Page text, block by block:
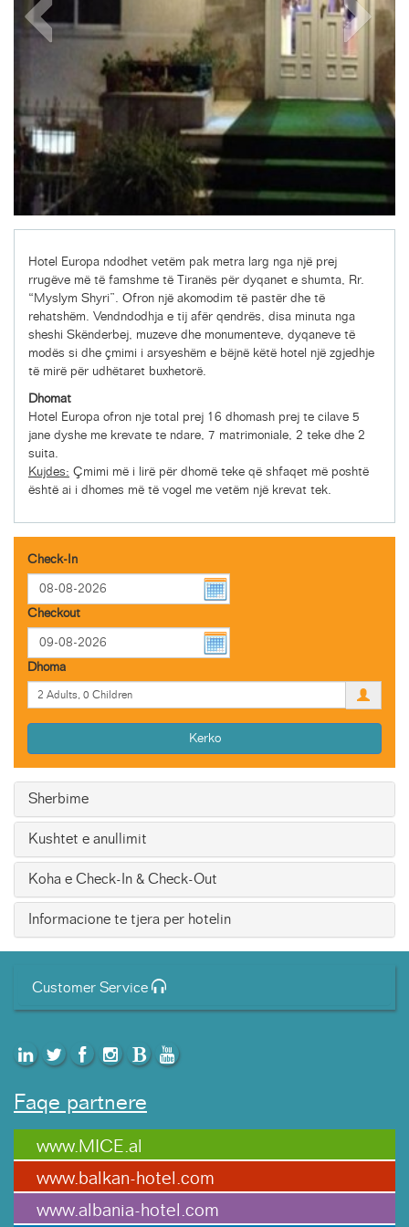
Hotel Europa ndodhet vetëm pak metra larg nga një prej
rrugëve më të famshme të Tiranës për dyqanet e shumta, Rr.
“Myslym Shyri”. Ofron një akomodim të pastër dhe të
rehatshëm. Vendndodhja e tij afër qendrës, disa minuta nga
sheshi Skënderbej, muzeve dhe monumenteve, dyqaneve të
modës si dhe çmimi i arsyeshëm e bëjnë këtë hotel një zgjedhje
të mirë për udhëtaret buxhetorë.
Dhomat
Hotel Europa ofron nje total prej 16 dhomash prej te cilave 5
jane dyshe me krevate te ndare, 7 matrimoniale, 2 teke dhe 2
suita.
Kujdes: Çmimi më i lirë për dhomë teke që shfaqet më poshtë
është ai i dhomes më të vogel me vetëm një krevat tek.
Check-In
Checkout
Dhoma
Kerko
Sherbime
Kushtet e anullimit
Koha e Check-In & Check-Out
Informacione te tjera per hotelin
Customer Service
Faqe partnere
www.MICE.al
www.balkan-hotel.com
www.albania-hotel.com